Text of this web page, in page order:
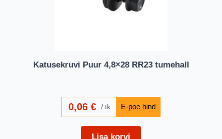
Katusekruvi Puur 4,8×28 RR23 tumehall
0,06€ tk
Lisa korvi